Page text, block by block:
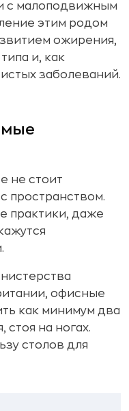
с малоподвижным
этим родом
ожирения,
и, как
заболеваний.
не стоит
пространством.
практики, даже
офисные
как минимум два
стоя на ногах.
столов для